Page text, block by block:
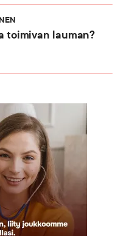
toimivan lauman?